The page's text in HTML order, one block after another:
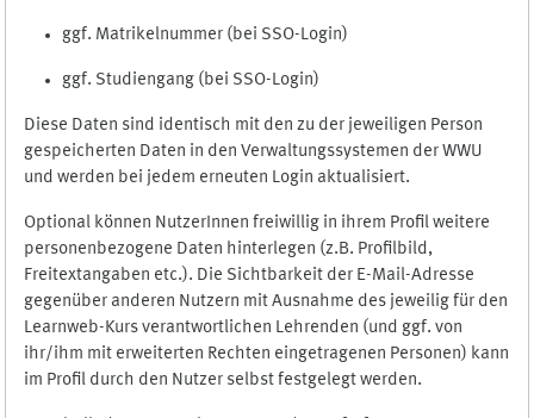
ggf. Matrikelnummer (bei SSO-Login)
ggf. Studiengang (bei SSO-Login)
Diese Daten sind identisch mit den zu der jeweiligen Person
gespeicherten Daten in den Verwaltungssystemen der WWU
und werden bei jedem erneuten Login aktualisiert.
Optional können NutzerInnen freiwillig in ihrem Profil weitere
personenbezogene Daten hinterlegen (z.B. Profilbild,
Freitextangaben etc.). Die Sichtbarkeit der E-Mail-Adresse
gegenüber anderen Nutzern mit Ausnahme des jeweilig für den
Learnweb-Kurs verantwortlichen Lehrenden (und ggf. von
ihr/ihm mit erweiterten Rechten eingetragenen Personen) kann
im Profil durch den Nutzer selbst festgelegt werden.